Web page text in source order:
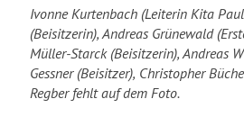
Ivonne Kurtenbach (Leiterin Kita
(Beisitzerin), Andreas Grünewald
Müller-Starck (Beisitzerin), Andreas
Gessner (Beisitzer), Christopher
Regber fehlt auf dem Foto.